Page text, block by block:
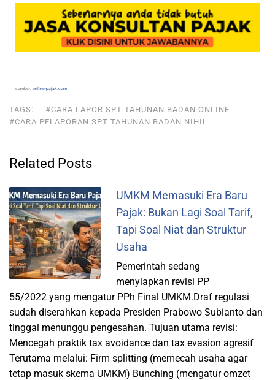
sumber: online-pajak.com
TAGS:
#CARA LAPOR SPT TAHUNAN BADAN ONLINE
#CARA PELAPORAN SPT TAHUNAN BADAN NIHIL
Related Posts
UMKM Memasuki Era Baru
Pajak: Bukan Lagi Soal Tarif,
Tapi Soal Niat dan Struktur
Usaha
Pemerintah sedang
menyiapkan revisi PP
55/2022 yang mengatur PPh Final UMKM.Draf regulasi
sudah diserahkan kepada Presiden Prabowo Subianto dan
tinggal menunggu pengesahan. Tujuan utama revisi:
Mencegah praktik tax avoidance dan tax evasion agresif
Terutama melalui: Firm splitting (memecah usaha agar
tetap masuk skema UMKM) Bunching (mengatur omzet